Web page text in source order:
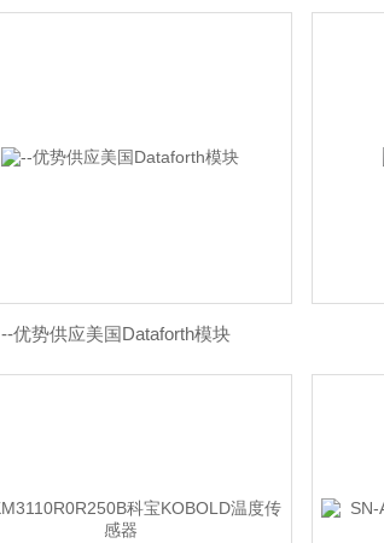
--优势供应美国Dataforth模块